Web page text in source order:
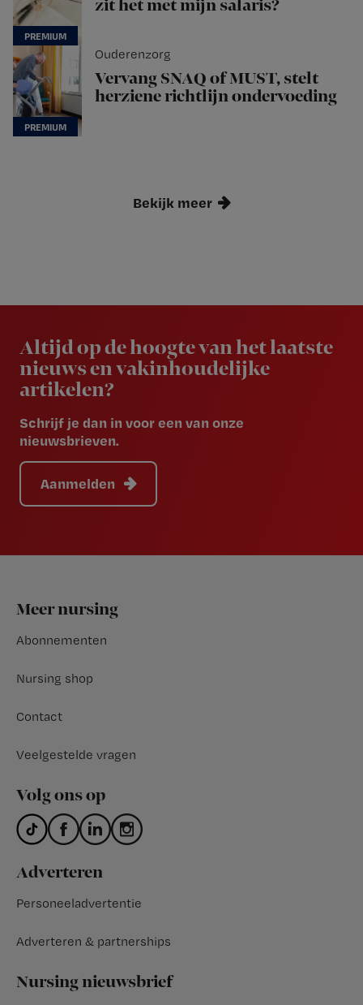
zit het met mijn salaris?
Ouderenzorg
Vervang SNAQ of MUST, stelt
herziene richtlijn ondervoeding
Bekijk meer
Altijd op de hoogte van het laatste
nieuws en vakinhoudelijke
artikelen?
Schrijf je dan in voor een van onze
nieuwsbrieven.
Aanmelden
Footer
Meer nursing
Abonnementen
Nursing shop
Contact
Veelgestelde vragen
Volg ons op
Adverteren
Personeeladvertentie
Adverteren & partnerships
Nursing nieuwsbrief